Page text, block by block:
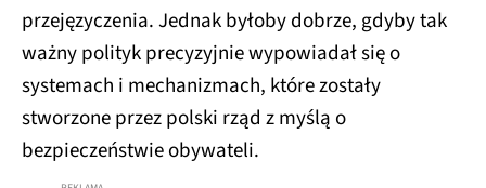
przejęzyczenia. Jednak byłoby dobrze, gdyby tak
ważny polityk precyzyjnie wypowiadał się o
systemach i mechanizmach, które zostały
stworzone przez polski rząd z myślą o
bezpieczeństwie obywateli.